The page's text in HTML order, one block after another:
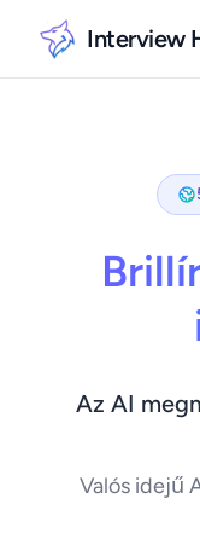
Interview
Az AI
Valós idejű